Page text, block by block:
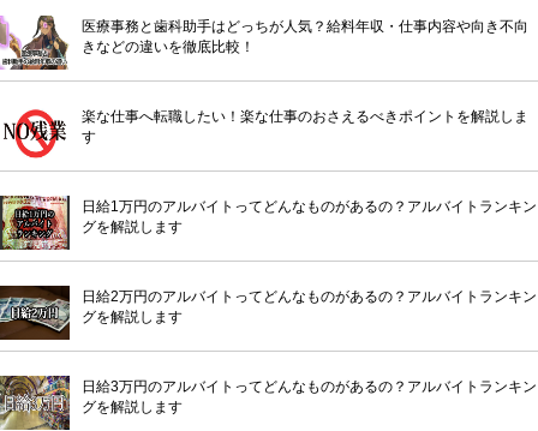
医療事務と歯科助手はどっちが人気？給料年収・仕事内容や向き不向
きなどの違いを徹底比較！
楽な仕事へ転職したい！楽な仕事のおさえるべきポイントを解説しま
す
日給1万円のアルバイトってどんなものがあるの？アルバイトランキン
グを解説します
日給2万円のアルバイトってどんなものがあるの？アルバイトランキン
グを解説します
日給3万円のアルバイトってどんなものがあるの？アルバイトランキン
グを解説します